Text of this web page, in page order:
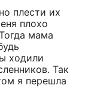
плести их
плохо
мама
ходили
Так
я перешла